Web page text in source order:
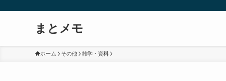
まとメモ
ホーム その他 雑学・資料